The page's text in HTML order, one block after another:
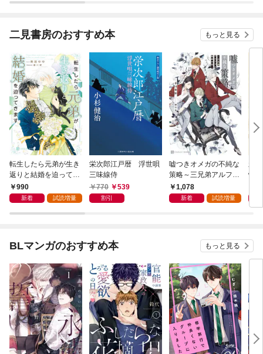
二見書房のおすすめ本 もっと見る
転生したら元弟が生き
返りと結婚を迫ってき
ます【電子書籍限定
版】
990
新着 試読増量
栄次郎江戸暦 浮世唄
三味線侍
770
539
割引
嘘つきオメガの不純な
策略～三兄弟アルファ
と箱庭の恋～【電子書
籍限定版】
1,078
新着 試読増量
新
情
BLマンガのおすすめ本 もっと見る